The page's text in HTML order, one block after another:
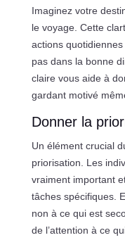
Imaginez votre
le voyage. Cette
actions
pas dans la bonne
claire vous aide à
gardant motivé
Donner la
Un élément crucial
priorisation. Les
vraiment important
tâches spécifiques.
non à ce qui est
de l’attention à ce